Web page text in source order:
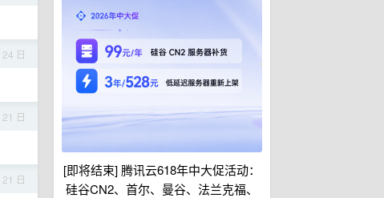
[即将结束] 腾讯云618年中大促活动：
硅谷CN2、首尔、曼谷、法兰克福、
日
日
日